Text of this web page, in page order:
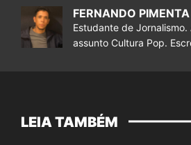
FERNANDO PIMENTA
Estudante de
assunto Cultura Pop.
LEIA TAMBÉM